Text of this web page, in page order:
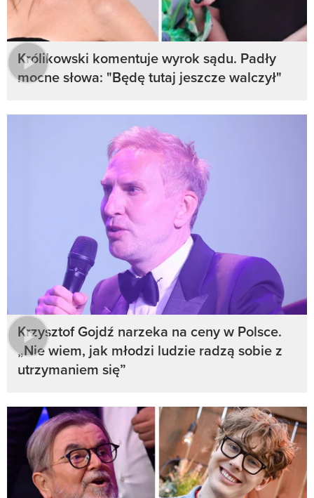
Królikowski komentuje wyrok sądu. Padły
mocne słowa: "Będę tutaj jeszcze walczył"
Krzysztof Gojdź narzeka na ceny w Polsce.
„Nie wiem, jak młodzi ludzie radzą sobie z
utrzymaniem się”